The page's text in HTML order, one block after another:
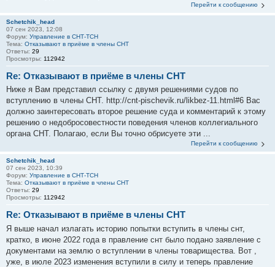
Перейти к сообщению
Schetchik_head
07 сен 2023, 12:08
Форум: Управление в СНТ-ТСН
Тема: Отказывают в приёме в члены СНТ
Ответы: 29
Просмотры: 112942
Re: Отказывают в приёме в члены СНТ
Ниже я Вам представил ссылку с двумя решениями судов по
вступлению в члены СНТ. http://cnt-pischevik.ru/likbez-11.html#6 Вас
должно заинтересовать второе решение суда и комментарий к этому
решению о недобросовестности поведения членов коллегиального
органа СНТ. Полагаю, если Вы точно обрисуете эти ...
Перейти к сообщению
Schetchik_head
07 сен 2023, 10:39
Форум: Управление в СНТ-ТСН
Тема: Отказывают в приёме в члены СНТ
Ответы: 29
Просмотры: 112942
Re: Отказывают в приёме в члены СНТ
Я выше начал излагать историю попытки вступить в члены снт,
кратко, в июне 2022 года в правление снт было подано заявление с
документами на землю о вступлении в члены товарищества. Вот ,
уже, в июле 2023 изменения вступили в силу и теперь правление